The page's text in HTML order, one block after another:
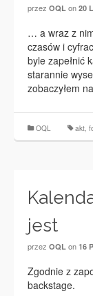
przez OQL on 20
… a wraz z
czasów i
byle zapełnić
starannie
zobaczyłem
OQL akt,
jest
przez OQL on 16
Zgodnie z
backstage.